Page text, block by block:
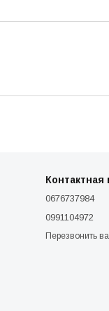
0676737984
0991104972
Перезвонить